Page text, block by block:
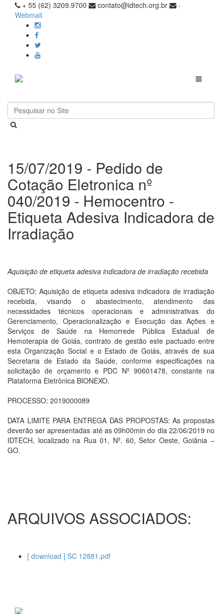
+ 55 (62) 3209.9700 contato@idtech.org.br
-
Webmail
Toggle
15/07/2019 - Pedido de
Cotação Eletronica nº
040/2019 - Hemocentro -
Etiqueta Adesiva Indicadora de
Irradiação
Aquisição de etiqueta adesiva indicadora de irradiação recebida
OBJETO: Aquisição de etiqueta adesiva indicadora de irradiação
recebida, visando o abastecimento, atendimento das
necessidades técnicos operacionais e administrativas do
Gerenciamento, Operacionalização e Execução das Ações e
Serviços de Saúde na Hemorrede Pública Estadual de
Hemoterapia de Goiás, contrato de gestão este pactuado entre
esta Organização Social e o Estado de Goiás, através de sua
Secretaria de Estado da Saúde, conforme especificações na
solicitação de orçamento e PDC Nº 90601478, constante na
Plataforma Eletrônica BIONEXO.
PROCESSO: 2019000089
DATA LIMITE PARA ENTREGA DAS PROPOSTAS: As propostas
deverão ser apresentadas até as 09h00min do dia 22/06/2019 no
IDTECH, localizado na Rua 01, Nº. 60, Setor Oeste, Goiânia –
GO.
ARQUIVOS ASSOCIADOS:
[ download ] SC 12881.pdf